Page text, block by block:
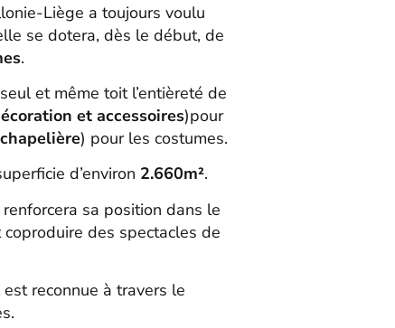
Liège a toujours voulu
se dotera, dès le début, de
.
et même toit l’entièreté de
et accessoires)pour
) pour les costumes.
d’environ 2.660m².
sa position dans le
des spectacles de
reconnue à travers le